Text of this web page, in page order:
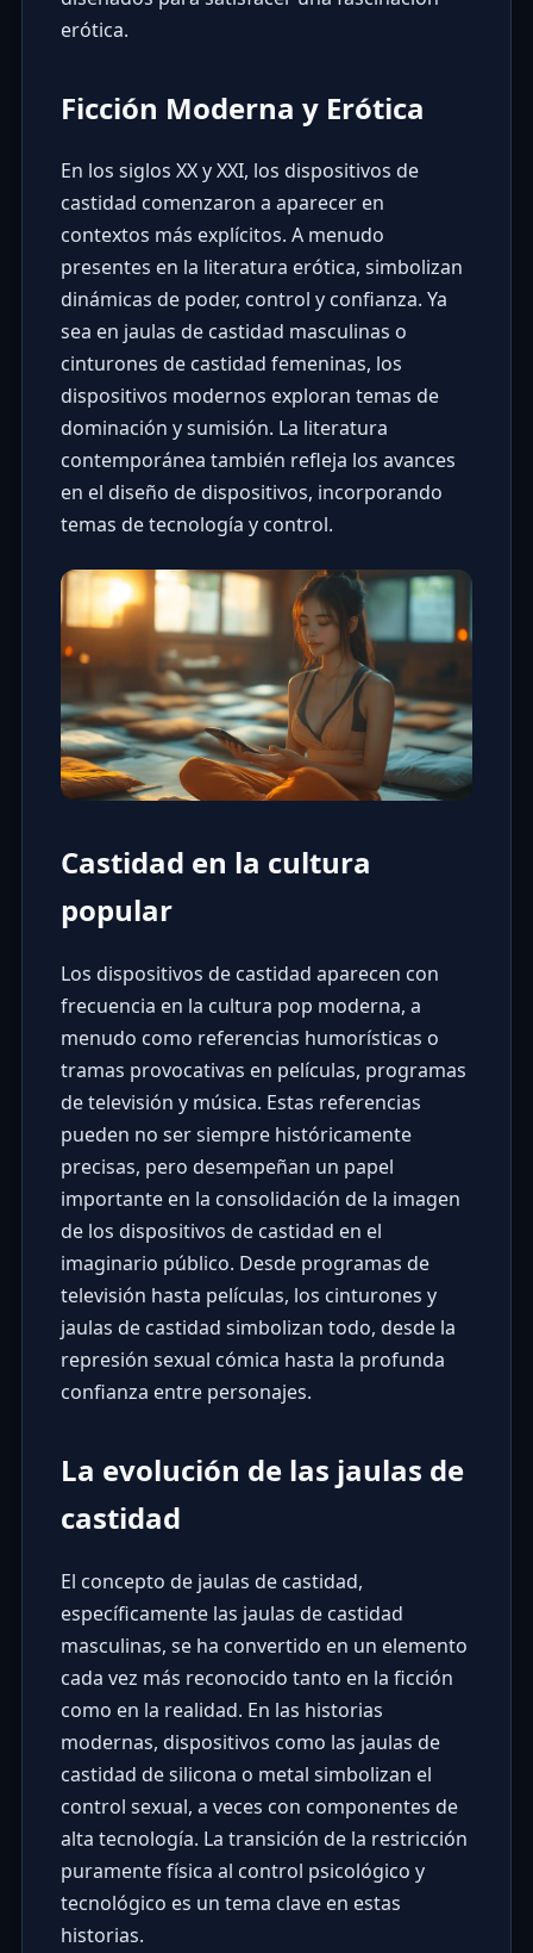
erótica.
Ficción Moderna y Erótica
En los siglos XX y XXI, los dispositivos de
castidad comenzaron a aparecer en
contextos más explícitos. A menudo
presentes en la literatura erótica, simbolizan
dinámicas de poder, control y confianza. Ya
sea en jaulas de castidad masculinas o
cinturones de castidad femeninas, los
dispositivos modernos exploran temas de
dominación y sumisión. La literatura
contemporánea también refleja los avances
en el diseño de dispositivos, incorporando
temas de tecnología y control.
Castidad en la cultura
popular
Los dispositivos de castidad aparecen con
frecuencia en la cultura pop moderna, a
menudo como referencias humorísticas o
tramas provocativas en películas, programas
de televisión y música. Estas referencias
pueden no ser siempre históricamente
precisas, pero desempeñan un papel
importante en la consolidación de la imagen
de los dispositivos de castidad en el
imaginario público. Desde programas de
televisión hasta películas, los cinturones y
jaulas de castidad simbolizan todo, desde la
represión sexual cómica hasta la profunda
confianza entre personajes.
La evolución de las jaulas de
castidad
El concepto de jaulas de castidad,
específicamente las jaulas de castidad
masculinas, se ha convertido en un elemento
cada vez más reconocido tanto en la ficción
como en la realidad. En las historias
modernas, dispositivos como las jaulas de
castidad de silicona o metal simbolizan el
control sexual, a veces con componentes de
alta tecnología. La transición de la restricción
puramente física al control psicológico y
tecnológico es un tema clave en estas
historias.